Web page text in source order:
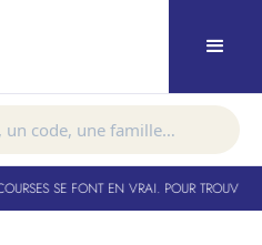
SE FONT EN VRAI. POUR TROUVER